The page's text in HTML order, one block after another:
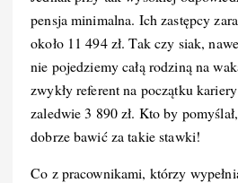
pensja minimalna. Ich zastępcy
około 11 494 zł. Tak czy siak,
nie pojedziemy całą rodziną na
zwykły referent na początku
zaledwie 3 890 zł. Kto by
dobrze bawić za takie stawki!
Co z pracownikami, którzy